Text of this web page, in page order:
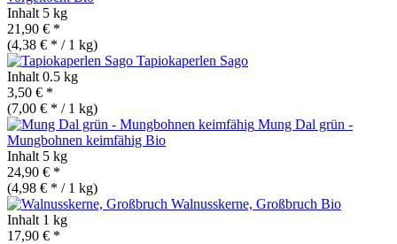
Inhalt 5 kg
21,90 € *
(4,38 € * / 1 kg)
Tapiokaperlen Sago
Inhalt 0.5 kg
3,50 € *
(7,00 € * / 1 kg)
Mung Dal grün -
Mungbohnen keimfähig Bio
Inhalt 5 kg
24,90 € *
(4,98 € * / 1 kg)
Walnusskerne, Großbruch Bio
Inhalt 1 kg
17,90 € *